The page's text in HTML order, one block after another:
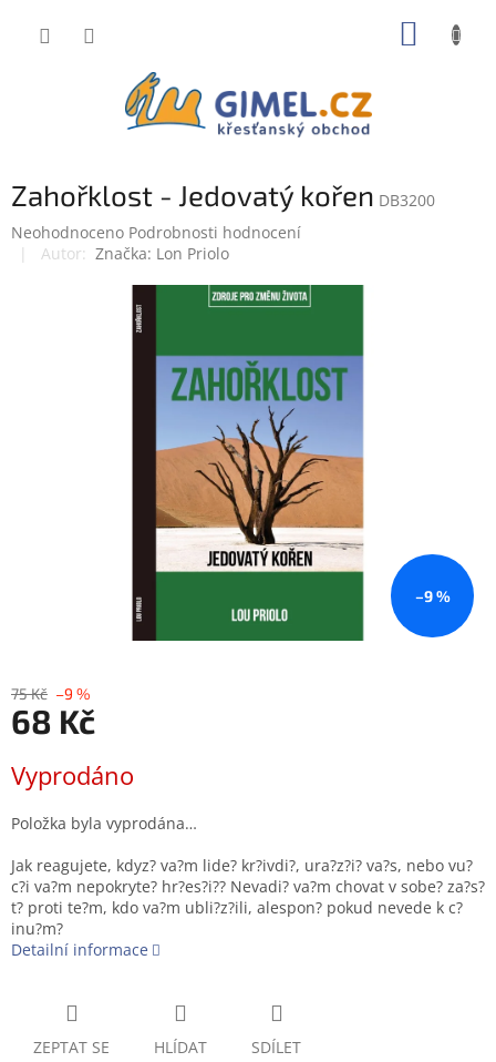
Zahořklost - Jedovatý kořen DB3200
Průměrné
hodnocení
Neohodnoceno Podrobnosti hodnocení
Značka: Lon Priolo
–9 %
75 Kč –9 %
68 Kč
cena:
Vyprodáno
Položka byla vyprodána…
Jak reagujete, kdyz? va?m lide? kr?ivdi?, ura?z?i? va?s, nebo vu?
c?i va?m nepokryte? hr?es?i?? Nevadi? va?m chovat v sobe? za?s?
t? proti te?m, kdo va?m ubli?z?ili, alespon? pokud nevede k c?
inu?m?
Detailní informace
ZEPTAT SE HLÍDAT SDÍLET